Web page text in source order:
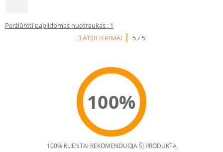
Peržiūrėti papildomas nuotraukas : 1
3 ATSILIEPIMAI
5 z 5
100%
100% KLIENTAI REKOMENDUOJA ŠĮ PRODUKTĄ